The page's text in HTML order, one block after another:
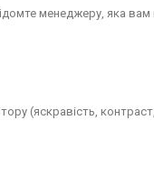
менеджеру, яка вам
(яскравість,